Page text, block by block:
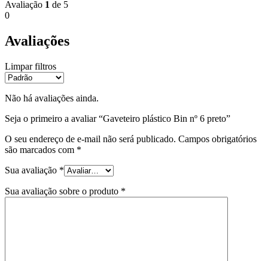
Avaliação 1 de 5
0
Avaliações
Limpar filtros
Não há avaliações ainda.
Seja o primeiro a avaliar “Gaveteiro plástico Bin nº 6 preto”
O seu endereço de e-mail não será publicado. Campos obrigatórios
são marcados com *
Sua avaliação *
Sua avaliação sobre o produto *